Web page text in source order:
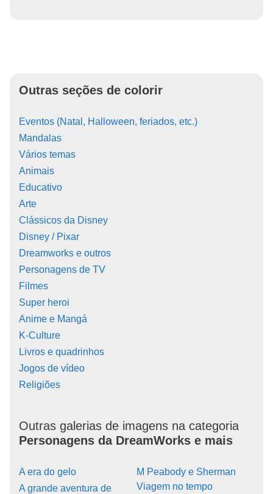
Outras seções de colorir
Eventos (Natal, Halloween, feriados, etc.)
Mandalas
Vários temas
Animais
Educativo
Arte
Clássicos da Disney
Disney / Pixar
Dreamworks e outros
Personagens de TV
Filmes
Super heroi
Anime e Mangá
K-Culture
Livros e quadrinhos
Jogos de vídeo
Religiões
Outras galerias de imagens na categoria
Personagens da DreamWorks e mais
A era do gelo
A grande aventura de
M Peabody e Sherman
Viagem no tempo